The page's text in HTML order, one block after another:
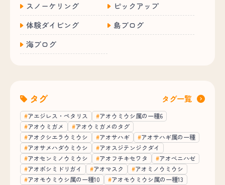
スノーケリング
ピックアップ
体験ダイビング
島ブログ
海ブログ
タグ タグ一覧
アエジレス・ペタリス
アオウミウシ属の一種6
アオウミガメ
アオウミガメのタグ
アオクシエラウミウシ
アオサハギ
アオサハギ属の一種
アオサメハダウミウシ
アオスジテンジクダイ
アオセンミノウミウシ
アオフチキセワタ
アオベニハゼ
アオボシミドリガイ
アオマスク
アオミノウミウシ
アオモウミウシ属の一種10
アオモウミウシ属の一種13